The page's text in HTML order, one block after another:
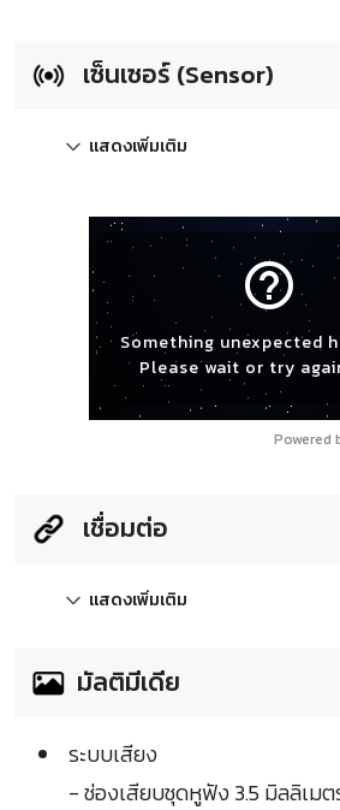
เซ็นเซอร์ (Sensor)
แสดงเพิ่มเติม
help_outline
Something unexpected
Please wait or try
Powered
เชื่อมต่อ
แสดงเพิ่มเติม
มัลติมีเดีย
ระบบเสียง
- ช่องเสียบชุดหูฟัง 3.5 มิลลิเมต